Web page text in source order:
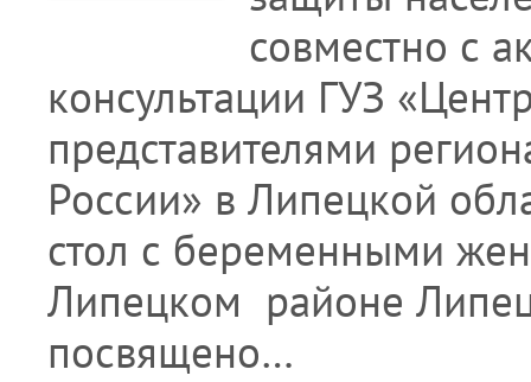
совместно с
консультации ГУЗ
представителями
России» в Липецкой
стол с беременными
Липецком районе
посвящено…